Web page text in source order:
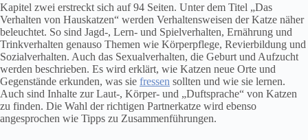
Kapitel zwei erstreckt sich auf 94 Seiten. Unter dem Titel „Das
Verhalten von Hauskatzen“ werden Verhaltensweisen der Katze näher
beleuchtet. So sind Jagd-, Lern- und Spielverhalten, Ernährung und
Trinkverhalten genauso Themen wie Körperpflege, Revierbildung und
Sozialverhalten. Auch das Sexualverhalten, die Geburt und Aufzucht
werden beschrieben. Es wird erklärt, wie Katzen neue Orte und
Gegenstände erkunden, was sie fressen sollten und wie sie lernen.
Auch sind Inhalte zur Laut-, Körper- und „Duftsprache“ von Katzen
zu finden. Die Wahl der richtigen Partnerkatze wird ebenso
angesprochen wie Tipps zu Zusammenführungen.